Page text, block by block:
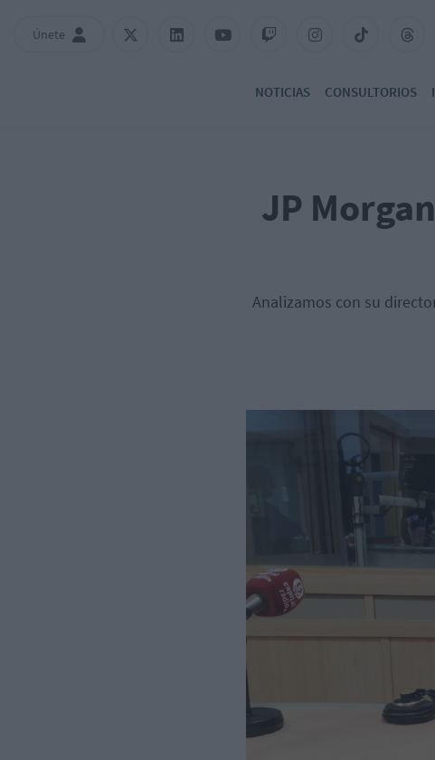
Únete
NOTICIAS CONSULTORIOS
JP
Analizamos con su